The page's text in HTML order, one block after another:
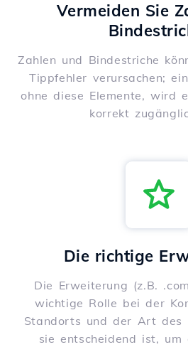
Vermeiden Sie
Zahlen und Bindestriche
Tippfehler verursachen;
ohne diese Elemente, wird
korrekt
Die richtige
Die Erweiterung (z.B.
wichtige Rolle bei der
Standorts und der Art des
sie entscheidend ist, um